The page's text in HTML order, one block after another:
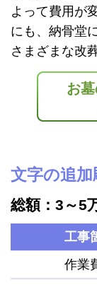
よって費用が
にも、納骨堂
さまざまな改
お
文字の追
総額：3～5
工事
作業